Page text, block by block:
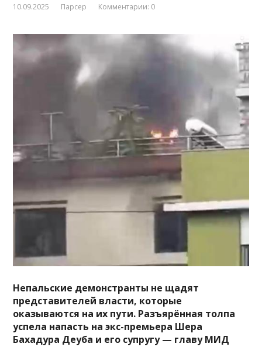
10.09.2025 Парсер Комментарии: 0
Непальские демонстранты не щадят
представителей власти, которые
оказываются на их пути. Разъярённая толпа
успела напасть на экс-премьера Шера
Бахадура Деуба и его супругу — главу МИД